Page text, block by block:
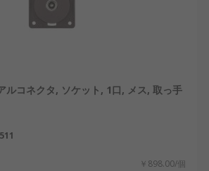
コネクタ, ソケット, 1口, メス, 取っ手
￥898.00/個